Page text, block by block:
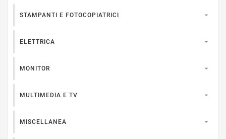
STAMPANTI E FOTOCOPIATRICI 
ELETTRICA 
MONITOR 
MULTIMEDIA E TV 
MISCELLANEA 